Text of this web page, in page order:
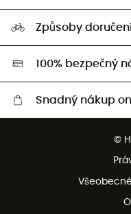
Naši Ambasadoři
Second hand
HardGreen
Způsoby doručení
100% bezpečný
Snadný nákup
Bezplatné vrácení do 100
©